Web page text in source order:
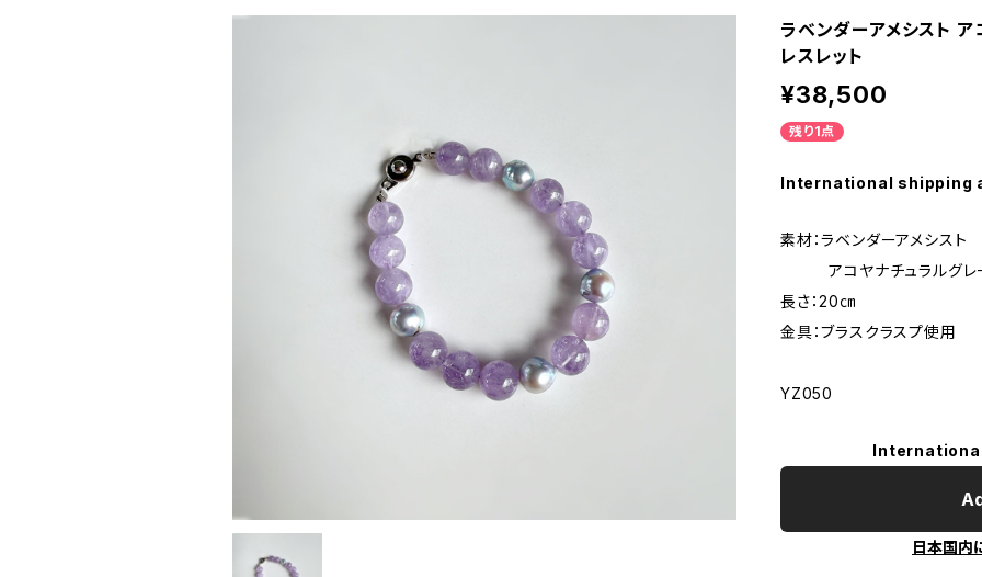
ラベンダーアメシスト
レスレット
¥38,500
残り1点
International shipping
素材：ラベンダーアメシスト
アコヤナチュラルグレ
長さ：20㎝
金具：ブラスクラスプ使用
YZ050
日本国内